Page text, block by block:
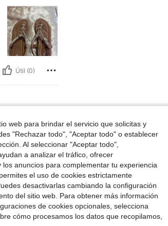
Útil (0)
Útil (0)
web para brindar el servicio que solicitas y
"Rechazar todo", "Aceptar todo" o establecer
Al seleccionar "Aceptar todo",
a analizar el tráfico, ofrecer
anuncios para complementar tu experiencia
el uso de cookies estrictamente
desactivarlas cambiando la configuración
del sitio web. Para obtener más información
de cookies opcionales, selecciona
cómo procesamos los datos que recopilamos,